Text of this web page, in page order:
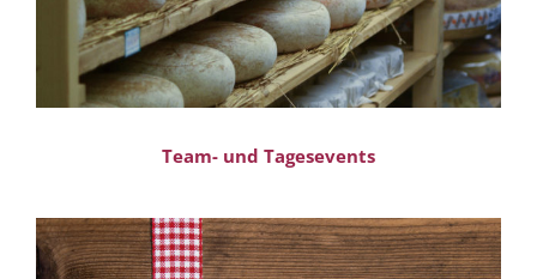
Team- und Tagesevents